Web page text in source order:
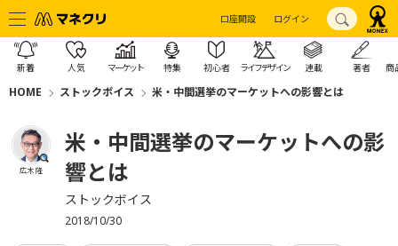
口座開設 ログイン
新着 人気 マーケット 特集 初心者 ライフデザイン 連載 著者 商
HOME ストックボイス 米・中間選挙のマーケットへの影響とは
広木 隆
米・中間選挙のマーケットへの影
響とは
ストックボイス
2018/10/30